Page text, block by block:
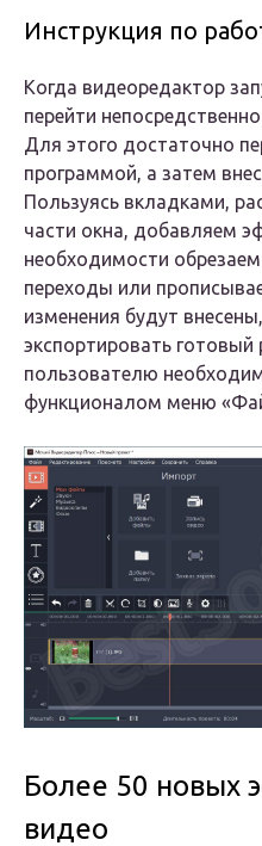
Инструкция по
Когда видеоредактор
перейти
Для этого достаточно
программой, а затем
Пользуясь вкладками,
части окна, добавляем
необходимости
переходы или
изменения будут
экспортировать готовый
пользователю
функционалом меню
Более 50 новых
видео